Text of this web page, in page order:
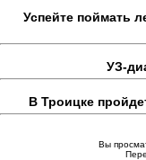
Успейте поймать
УЗ-
В Троицке
Вы